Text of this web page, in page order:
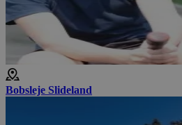
Bobsleje Slideland